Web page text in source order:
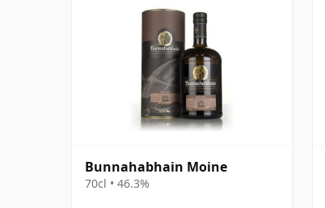
Bunnahabhain Moine
70cl • 46.3%